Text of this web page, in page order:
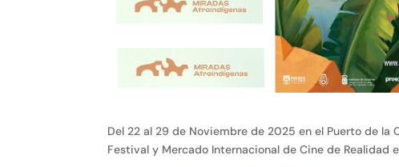
Del 22 al 29 de Noviembre de 2025 en el Puerto de la
Festival y Mercado Internacional de Cine de Realidad